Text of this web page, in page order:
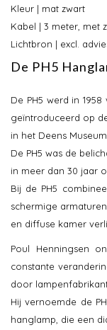
Kleur | mat zwart
Kabel | 3 meter, met
Lichtbron | excl.
De PH5
De PH5 werd in
geïntroduceerd op
in het Deens
De PH5 was de
in meer dan 30 jaar
Bij de PH5
schermige
en diffuse kamer
Poul Henningsen
constante
door
Hij vernoemde de
hanglamp, die een